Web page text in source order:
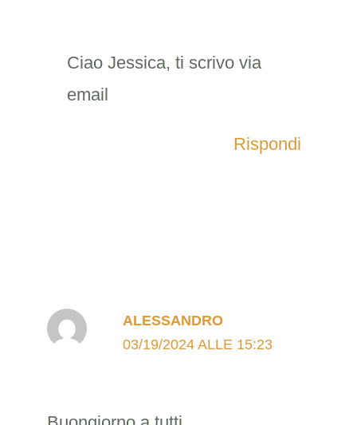
Ciao Jessica, ti scrivo via
email
Rispondi
ALESSANDRO
03/19/2024 ALLE 15:23